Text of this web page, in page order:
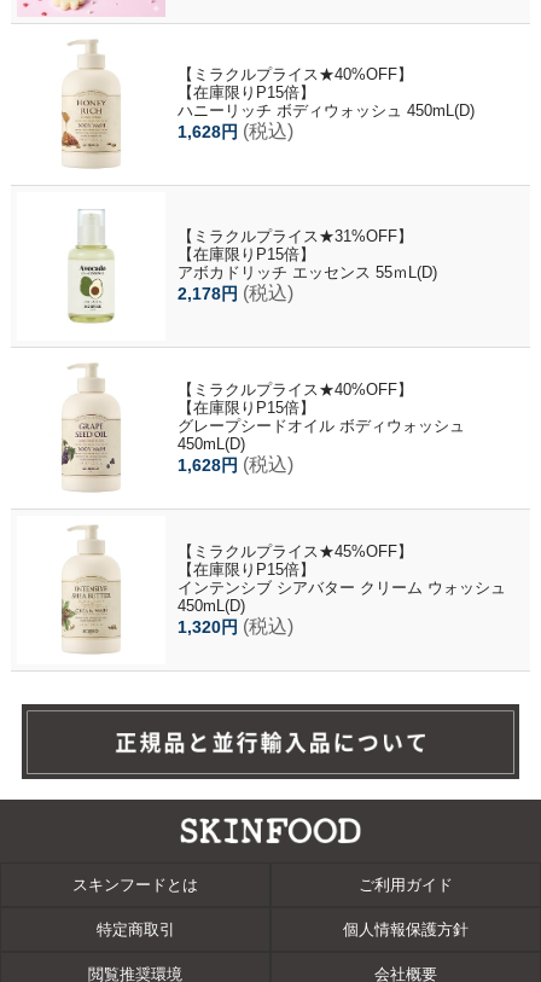
【ミラクルプライス★40%OFF】
【在庫限りP15倍】
ハニーリッチ ボディウォッシュ 450mL(D)
1,628円 (税込)
【ミラクルプライス★31%OFF】
【在庫限りP15倍】
アボカドリッチ エッセンス 55ｍL(D)
2,178円 (税込)
【ミラクルプライス★40%OFF】
【在庫限りP15倍】
グレープシードオイル ボディウォッシュ
450mL(D)
1,628円 (税込)
【ミラクルプライス★45%OFF】
【在庫限りP15倍】
インテンシブ シアバター クリーム ウォッシュ
450mL(D)
1,320円 (税込)
スキンフードとは ご利用ガイド
特定商取引 個人情報保護方針
閲覧推奨環境 会社概要